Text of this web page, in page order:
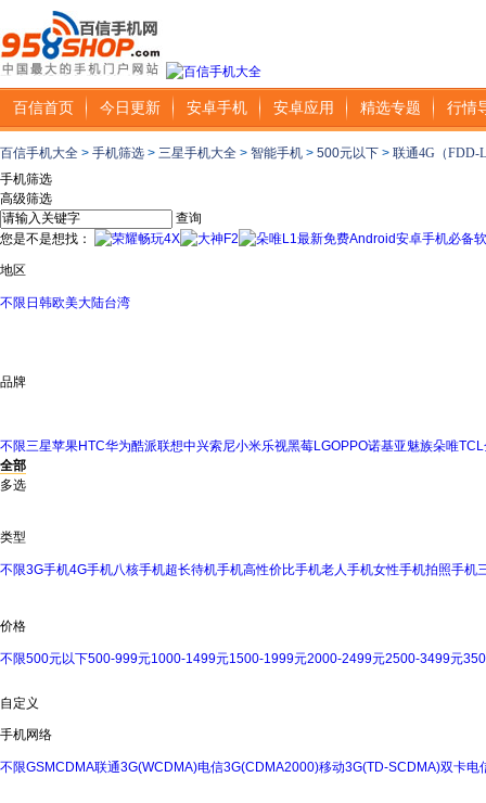
百信首页 今日更新 安卓手机 安卓应用 精选专题 行情
百信手机大全 > 手机筛选 > 三星手机大全 > 智能手机 > 500元以下 > 联通4G（FDD-
手机筛选
高级筛选
查询
您是不是想找：
最新免费Android安卓手机必备
地区
不限 日韩欧美大陆台湾
品牌
不限三星苹果HTC华为酷派联想中兴索尼小米乐视黑莓LGOPPO诺基亚魅族朵唯TCL
全部
多选
类型
不限3G手机4G手机八核手机超长待机手机高性价比手机老人手机女性手机拍照手机
价格
不限500元以下500-999元1000-1499元1500-1999元2000-2499元2500-3499元
自定义
手机网络
不限GSMCDMA联通3G(WCDMA)电信3G(CDMA2000)移动3G(TD-SCDMA)双卡电